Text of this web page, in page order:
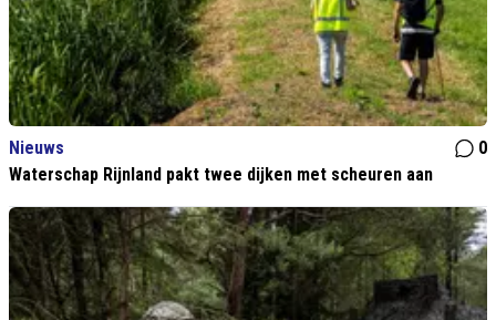
Nieuws
0
Waterschap Rijnland pakt twee dijken met scheuren aan